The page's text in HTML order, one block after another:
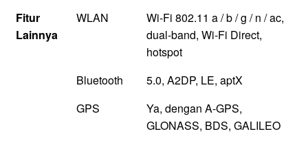
Fitur
Lainnya
WLAN
Wi-Fi 802.11 a / b / g / n / ac,
dual-band, Wi-Fi Direct,
hotspot
Bluetooth
5.0, A2DP, LE, aptX
GPS
Ya, dengan A-GPS,
GLONASS, BDS, GALILEO